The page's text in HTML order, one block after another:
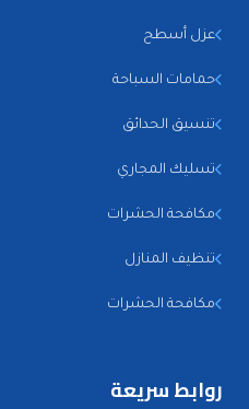
عزل أسطح
حمامات السباحة
تنسيق الحدائق
تسليك المجاري
مكافحة الحشرات
تنظيف المنازل
مكافحة الحشرات
روابط سريعة